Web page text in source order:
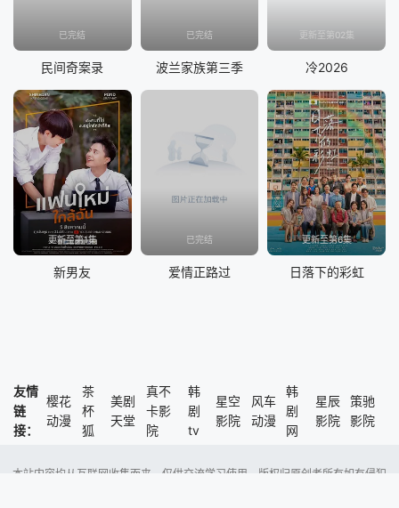
已完结
民间奇案录
已完结
波兰家族第三季
更新至第02集
冷2026
更新至第1集
新男友
已完结
爱情正路过
更新至第6集
日落下的彩虹
友情
链
接：
樱花
动漫
茶
杯
狐
美剧
天堂
真不
卡影
院
韩
剧
tv
星空
影院
风车
动漫
韩
剧
网
星辰
影院
策驰
影院
本站内容均从互联网收集而来，仅供交流学习使用，版权归原创者所有如有侵犯